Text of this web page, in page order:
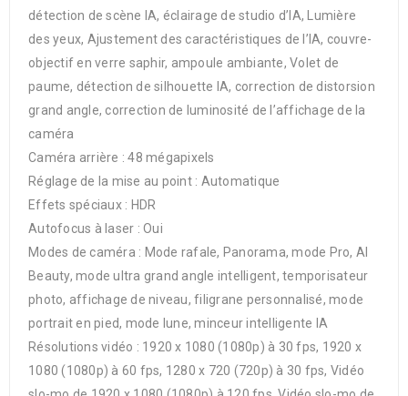
détection de scène IA, éclairage de studio d’IA, Lumière
des yeux, Ajustement des caractéristiques de l’IA, couvre-
objectif en verre saphir, ampoule ambiante, Volet de
paume, détection de silhouette IA, correction de distorsion
grand angle, correction de luminosité de l’affichage de la
caméra
Caméra arrière : 48 mégapixels
Réglage de la mise au point : Automatique
Effets spéciaux : HDR
Autofocus à laser : Oui
Modes de caméra : Mode rafale, Panorama, mode Pro, AI
Beauty, mode ultra grand angle intelligent, temporisateur
photo, affichage de niveau, filigrane personnalisé, mode
portrait en pied, mode lune, minceur intelligente IA
Résolutions vidéo : 1920 x 1080 (1080p) à 30 fps, 1920 x
1080 (1080p) à 60 fps, 1280 x 720 (720p) à 30 fps, Vidéo